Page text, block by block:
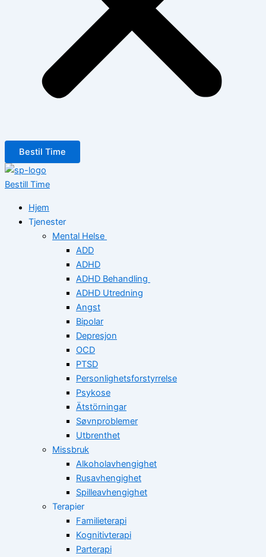
Bestil Time
Bestill Time
Hjem
Tjenester
Mental Helse
ADD
ADHD
ADHD Behandling
ADHD Utredning
Angst
Bipolar
Depresjon
OCD
PTSD
Personlighetsforstyrrelse
Psykose
Ätstörningar
Søvnproblemer
Utbrenthet
Missbruk
Alkoholavhengighet
Rusavhengighet
Spilleavhengighet
Terapier
Familieterapi
Kognitivterapi
Parterapi